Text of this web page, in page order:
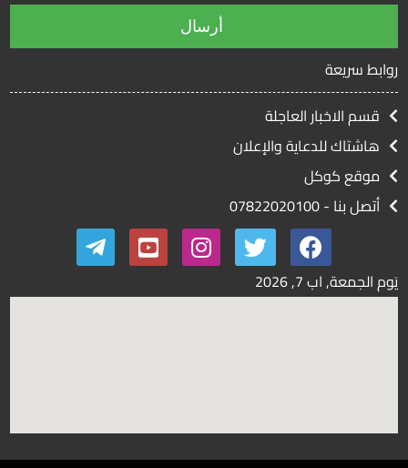
روابط سريعة
قسم الاخبار العاجلة
هاشتاك للدعاية والإعلان
موقع كوكل
أتصل بنا - 07822020100
يَوم الجمعة, اب